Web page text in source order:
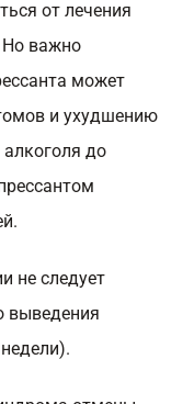
от лечения
важно
может
и ухудшению
до
не следует
выведения